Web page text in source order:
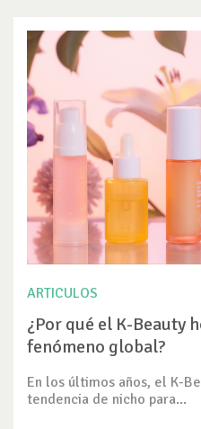
ARTICULOS
¿Por qué el K-Beauty
fenómeno global?
En los últimos años, el K-
tendencia de nicho para...